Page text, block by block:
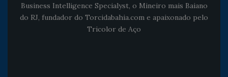
Business Intelligence Specialyst, o Mineiro mais Baiano
do RJ, fundador do Torcidabahia.com e apaixonado pelo
Tricolor de Aço